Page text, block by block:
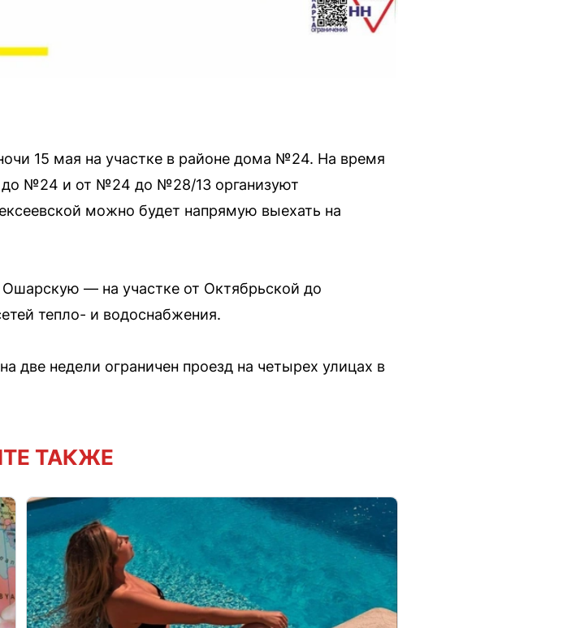
15 мая на участке в районе дома №24. На время
до №24 и от №24 до №28/13 организуют
можно будет напрямую выехать на
— на участке от Октябрьской до
тепло- и водоснабжения.
две недели ограничен проезд на четырех улицах в
ТАКЖЕ